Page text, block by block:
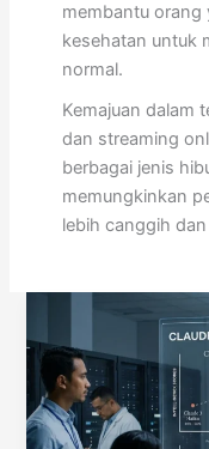
membantu orang
kesehatan untuk
normal.
Kemajuan dalam
dan streaming
berbagai jenis
memungkinkan
lebih canggih